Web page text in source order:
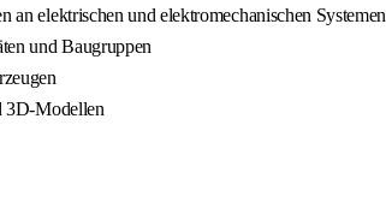
elektrischen und elektromechanischen Systemen
und Baugruppen
3D-Modellen